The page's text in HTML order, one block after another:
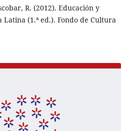
R. (2012). Educación y
(1.ª ed.). Fondo de Cultura